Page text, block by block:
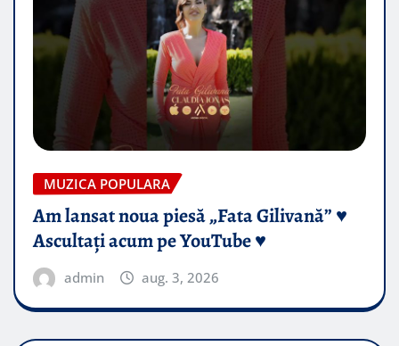
MUZICA POPULARA
Am lansat noua piesă „Fata Gilivană” ♥️
Ascultați acum pe YouTube ♥️
admin aug. 3, 2026